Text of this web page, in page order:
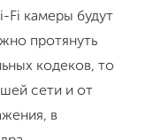
Fi камеры будут
протянуть
кодеков, то
сети и от
в